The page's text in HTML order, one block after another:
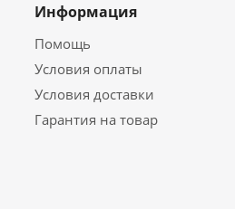
Информация
Помощь
Условия оплаты
Условия доставки
Гарантия на товар